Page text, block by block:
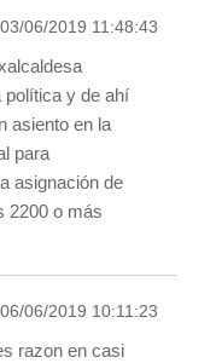
03/06/2019 11:48:43
política y de ahí
asiento en la
para
asignación de
2200 o más
06/06/2019 10:11:23
razon en casi